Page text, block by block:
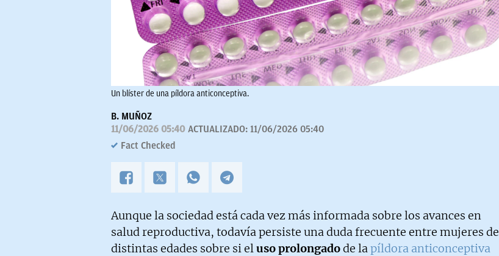
Un blíster de una píldora anticonceptiva.
B. MUÑOZ
11/06/2026 05:40 ACTUALIZADO: 11/06/2026 05:40
Fact Checked
Aunque la sociedad está cada vez más informada sobre los avances en
salud reproductiva, todavía persiste una duda frecuente entre mujeres de
distintas edades sobre si eluso prolongadode lapíldora anticonceptiva